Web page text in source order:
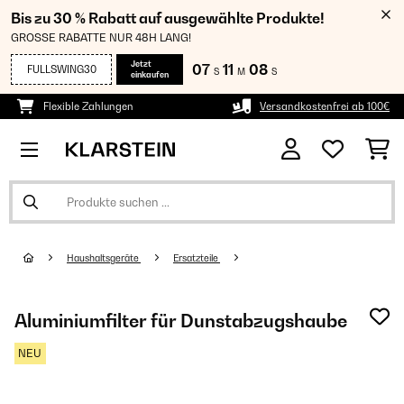
Bis zu 30 % Rabatt auf ausgewählte Produkte!
GROSSE RABATTE NUR 48H LANG!
FULLSWING30
Jetzt
einkaufen
07 S 11 M 08 S
Flexible Zahlungen Versandkostenfrei ab 100€
Haushaltsgeräte Ersatzteile
Aluminiumfilter für Dunstabzugshaube
NEU